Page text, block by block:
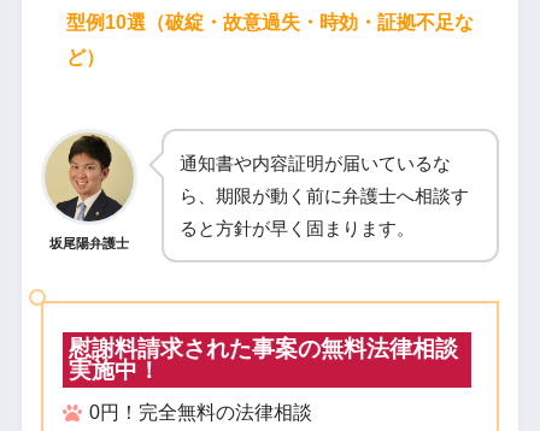
型例10選（破綻・故意過失・時効・証拠不足な
ど）
坂尾陽弁護士
通知書や内容証明が届いているな
ら、期限が動く前に弁護士へ相談す
ると方針が早く固まります。
慰謝料請求された事案の無料法律相談
実施中！
0円！完全無料の法律相談